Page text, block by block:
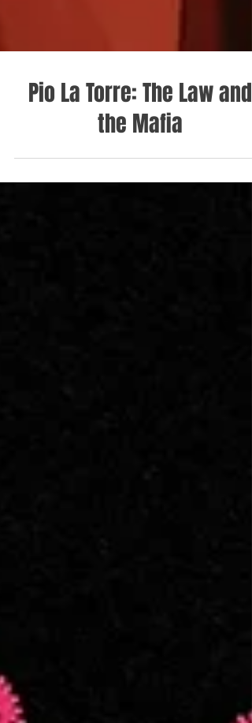
Pio La Torre: The Law and
the Mafia